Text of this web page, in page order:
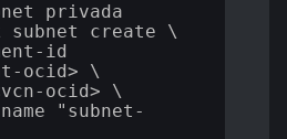
privada
subnet create \
id
ocid> \
ocid> \
"subnet-